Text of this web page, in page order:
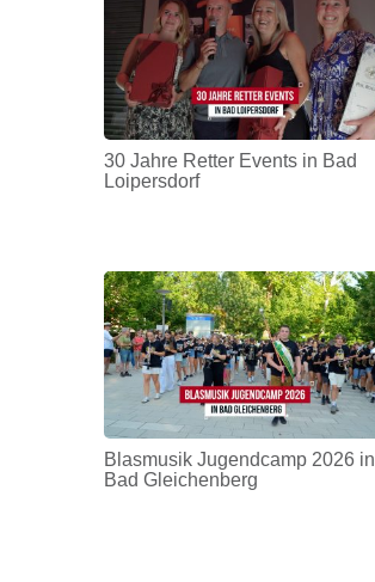
30 Jahre Retter Events in Bad
Loipersdorf
Blasmusik Jugendcamp 2026 in
Bad Gleichenberg